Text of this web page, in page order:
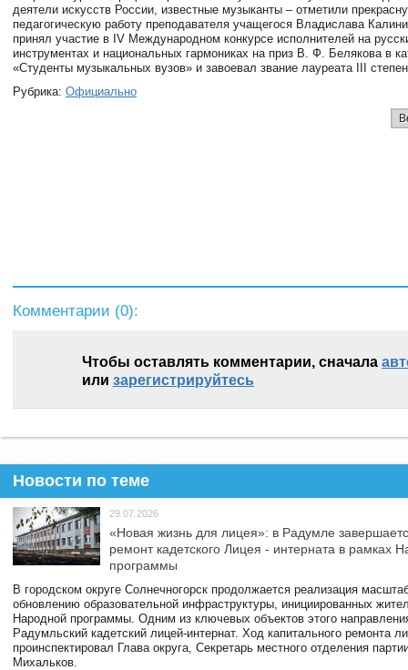
деятели искусств России, известные музыканты – отметили
педагогическую работу преподавателя учащегося Владислава
принял участие в IV Международном конкурсе исполнителей на
инструментах и национальных гармониках на приз В. Ф. Белякова в
«Студенты музыкальных вузов» и завоевал звание лауреата III
Рубрика: Официально
Комментарии (0):
Чтобы оставлять комментарии, сначала
или зарегистрируйтесь
Новости по теме
29.07.2026
«Новая жизнь для лицея»: в Радумле
ремонт кадетского Лицея - интерната в рамках
программы
В городском округе Солнечногорск продолжается реализация
обновлению образовательной инфраструктуры, инициированных
Народной программы. Одним из ключевых объектов этого
Радумльский кадетский лицей-интернат. Ход капитального ремонта
проинспектировал Глава округа, Секретарь местного отделения
Михальков.